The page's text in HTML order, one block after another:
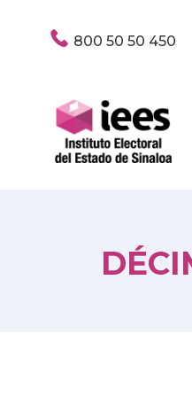
800 50 50 450